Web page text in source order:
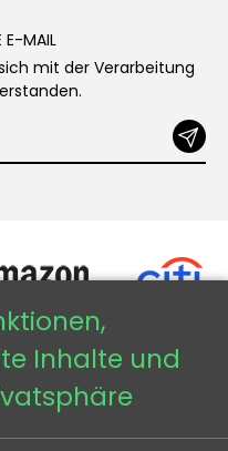
E-MAIL
mit der Verarbeitung
Inhalte und